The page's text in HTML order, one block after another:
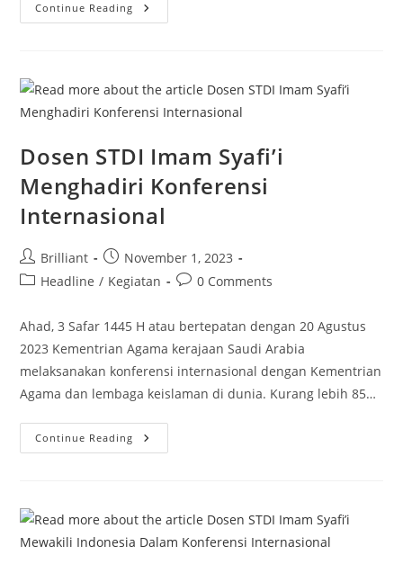
Continue Reading PKKMB
2023
Dosen STDI Imam Syafi’i
Menghadiri Konferensi
Internasional
Post
author:
Brilliant
Post
published:
November 1, 2023
PostHeadline / Kegiatan
Post0 Comments
Ahad, 3 Safar 1445 H atau bertepatan dengan 20 Agustus
2023 Kementrian Agama kerajaan Saudi Arabia
melaksanakan konferensi internasional dengan Kementrian
Agama dan lembaga keislaman di dunia. Kurang lebih 85…
Continue Reading Dosen
STDI
Internasional